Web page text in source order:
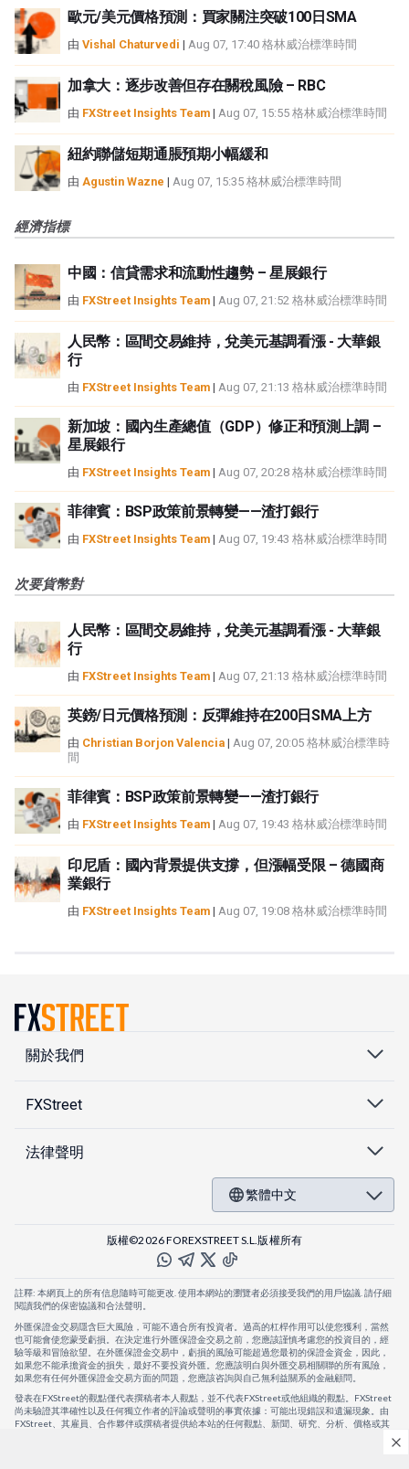
歐元/美元價格預測：買家關注突破100日SMA
由 Vishal Chaturvedi | Aug 07, 17:40 格林威治標準時間
加拿大：逐步改善但存在關稅風險 – RBC
由 FXStreet Insights Team | Aug 07, 15:55 格林威治標準時間
紐約聯儲短期通脹預期小幅緩和
由 Agustin Wazne | Aug 07, 15:35 格林威治標準時間
經濟指標
中國：信貸需求和流動性趨勢 – 星展銀行
由 FXStreet Insights Team | Aug 07, 21:52 格林威治標準時間
人民幣：區間交易維持，兌美元基調看漲 - 大華銀
行
由 FXStreet Insights Team | Aug 07, 21:13 格林威治標準時間
新加坡：國內生產總值（GDP）修正和預測上調 –
星展銀行
由 FXStreet Insights Team | Aug 07, 20:28 格林威治標準時間
菲律賓：BSP政策前景轉變——渣打銀行
由 FXStreet Insights Team | Aug 07, 19:43 格林威治標準時間
次要貨幣對
人民幣：區間交易維持，兌美元基調看漲 - 大華銀
行
由 FXStreet Insights Team | Aug 07, 21:13 格林威治標準時間
英鎊/日元價格預測：反彈維持在200日SMA上方
由 Christian Borjon Valencia | Aug 07, 20:05 格林威治標準時
間
菲律賓：BSP政策前景轉變——渣打銀行
由 FXStreet Insights Team | Aug 07, 19:43 格林威治標準時間
印尼盾：國內背景提供支撐，但漲幅受限 – 德國商
業銀行
由 FXStreet Insights Team | Aug 07, 19:08 格林威治標準時間
關於我們
FXStreet
法律聲明
繁體中文
版權©2026 FOREXSTREET S.L.版權所有
註釋: 本網頁上的所有信息隨時可能更改. 使用本網站的瀏覽者必須接受我們的用戶協議. 請仔細
閱讀我們的保密協議和合法聲明。
外匯保證金交易隱含巨大風險，可能不適合所有投資者。過高的杠桿作用可以使您獲利，當然
也可能會使您蒙受虧損。在決定進行外匯保證金交易之前，您應該謹慎考慮您的投資目的，經
驗等級和冒險欲望。在外匯保證金交易中，虧損的風險可能超過您最初的保證金資金，因此，
如果您不能承擔資金的損失，最好不要投資外匯。您應該明白與外匯交易相關聯的所有風險，
如果您有任何外匯保證金交易方面的問題，您應該咨詢與自己無利益關系的金融顧問。
發表在FXStreet的觀點僅代表撰稿者本人觀點，並不代表FXStreet或他組織的觀點。FXStreet
尚未驗證其準確性以及任何獨立作者的評論或聲明的事實依據：可能出現錯誤和遺漏現象。由
FXStreet、其雇員、合作夥伴或撰稿者提供給本站的任何觀點、新聞、研究、分析、價格或其